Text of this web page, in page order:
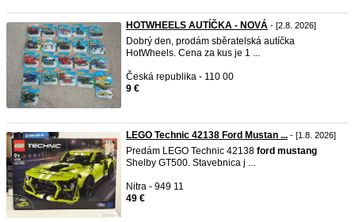
HOTWHEELS AUTÍČKA - NOVÁ - [2.8. 2026]
Dobrý den, prodám sběratelská autíčka
HotWheels. Cena za kus je 1 ...
Česká republika - 110 00
9 €
LEGO Technic 42138 Ford Mustan ... - [1.8. 2026]
Predám LEGO Technic 42138 ford mustang
Shelby GT500. Stavebnica j ...
Nitra - 949 11
49 €